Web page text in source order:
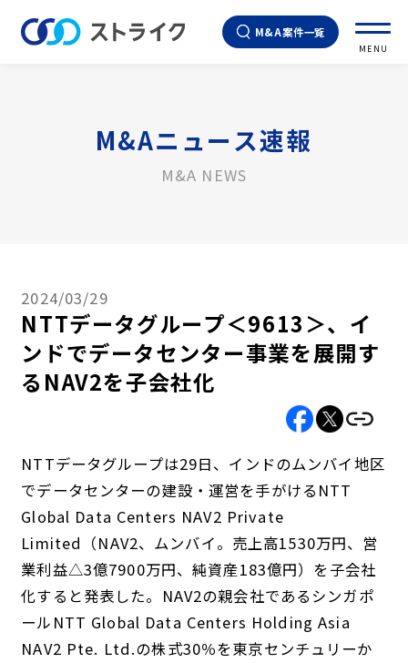
M&A案件一覧
MENU
M&Aニュース速報
M&A NEWS
2024/03/29
NTTデータグループ＜9613＞、イ
ンドでデータセンター事業を展開す
るNAV2を子会社化
NTTデータグループは29日、インドのムンバイ地区
でデータセンターの建設・運営を手がけるNTT
Global Data Centers NAV2 Private
Limited（NAV2、ムンバイ。売上高1530万円、営
業利益△3億7900万円、純資産183億円）を子会社
化すると発表した。NAV2の親会社であるシンガポ
ールNTT Global Data Centers Holding Asia
NAV2 Pte. Ltd.の株式30％を東京センチュリーか